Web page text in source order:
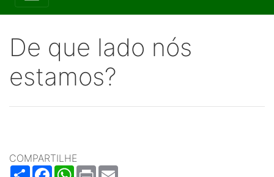
De que lado nós
estamos?
COMPARTILHE
ShareFacebookWhatsApp
Print